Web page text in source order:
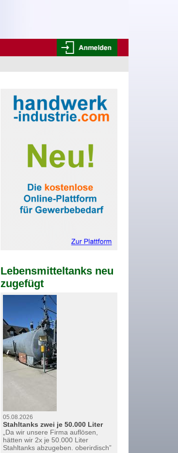
Lebensmitteltanks neu
zugefügt
05.08.2026
Stahltanks zwei je 50.000 Liter
„Da wir unsere Firma auflösen,
hätten wir 2x je 50.000 Liter
Stahltanks abzugeben. oberirdisch”